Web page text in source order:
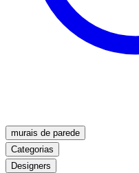
murais de parede
Categorias
Designers